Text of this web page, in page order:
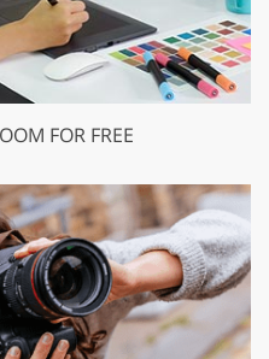
FOR FREE